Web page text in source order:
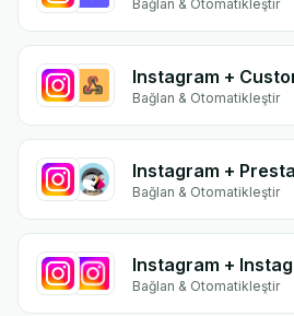
Bağlan & Otomatikleştir
Instagram +
Bağlan & Otomatikleştir
Instagram +
Bağlan & Otomatikleştir
Instagram +
Bağlan & Otomatikleştir